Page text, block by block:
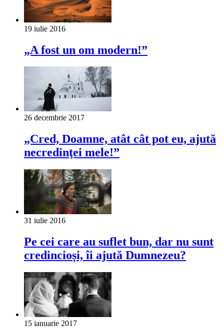
19 iulie 2016
„A fost un om modern!”
26 decembrie 2017
„Cred, Doamne, atât cât pot eu, ajută
necredinţei mele!”
31 iulie 2016
Pe cei care au suflet bun, dar nu sunt
credincioși, îi ajută Dumnezeu?
15 ianuarie 2017